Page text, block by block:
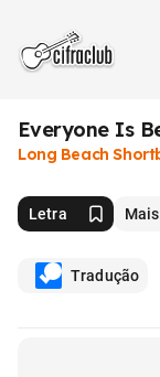
Everyone Is
Long Beach
Letra Mais
Tradução